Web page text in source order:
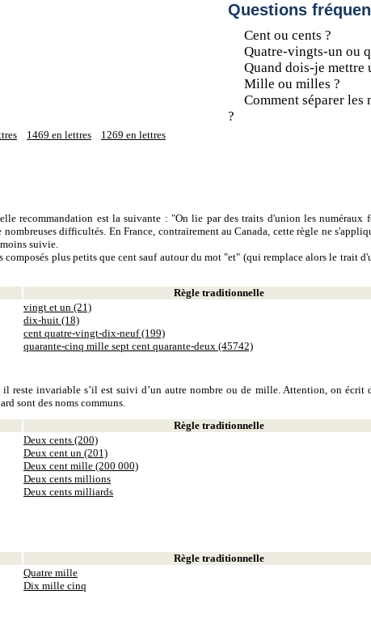
Questions
Cent ou cents ?
Quatre-vingts-un ou
Quand dois-je mettre
Mille ou milles ?
Comment séparer
?
1469 en lettres 1269 en lettres
recommandation est la suivante : "On lie par des traits d'union les numéraux
difficultés. En France, contrairement au Canada, cette règle ne
suivie.
plus petits que cent sauf autour du mot "et" (qui remplace alors le trait
Règle traditionnelle
vingt et un (21)
dix-huit (18)
cent quatre-vingt-dix-neuf (199)
quarante-cinq mille sept cent quarante-deux (45742)
invariable s’il est suivi d’un autre nombre ou de mille. Attention, on écrit
sont des noms communs.
Règle traditionnelle
Deux cents (200)
Deux cent un (201)
Deux cent mille (200 000)
Deux cents millions
Deux cents milliards
Règle traditionnelle
Quatre mille
Dix mille cinq